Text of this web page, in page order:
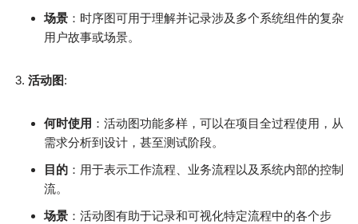
场景 ：时序图可用于理解并记录涉及多个系统组件的复杂
用户故事或场景。
活动图:
何时使用 ：活动图功能多样，可以在项目全过程使用，从
需求分析到设计，甚至测试阶段。
目的 ：用于表示工作流程、业务流程以及系统内部的控制
流。
场景 ：活动图有助于记录和可视化特定流程中的各个步